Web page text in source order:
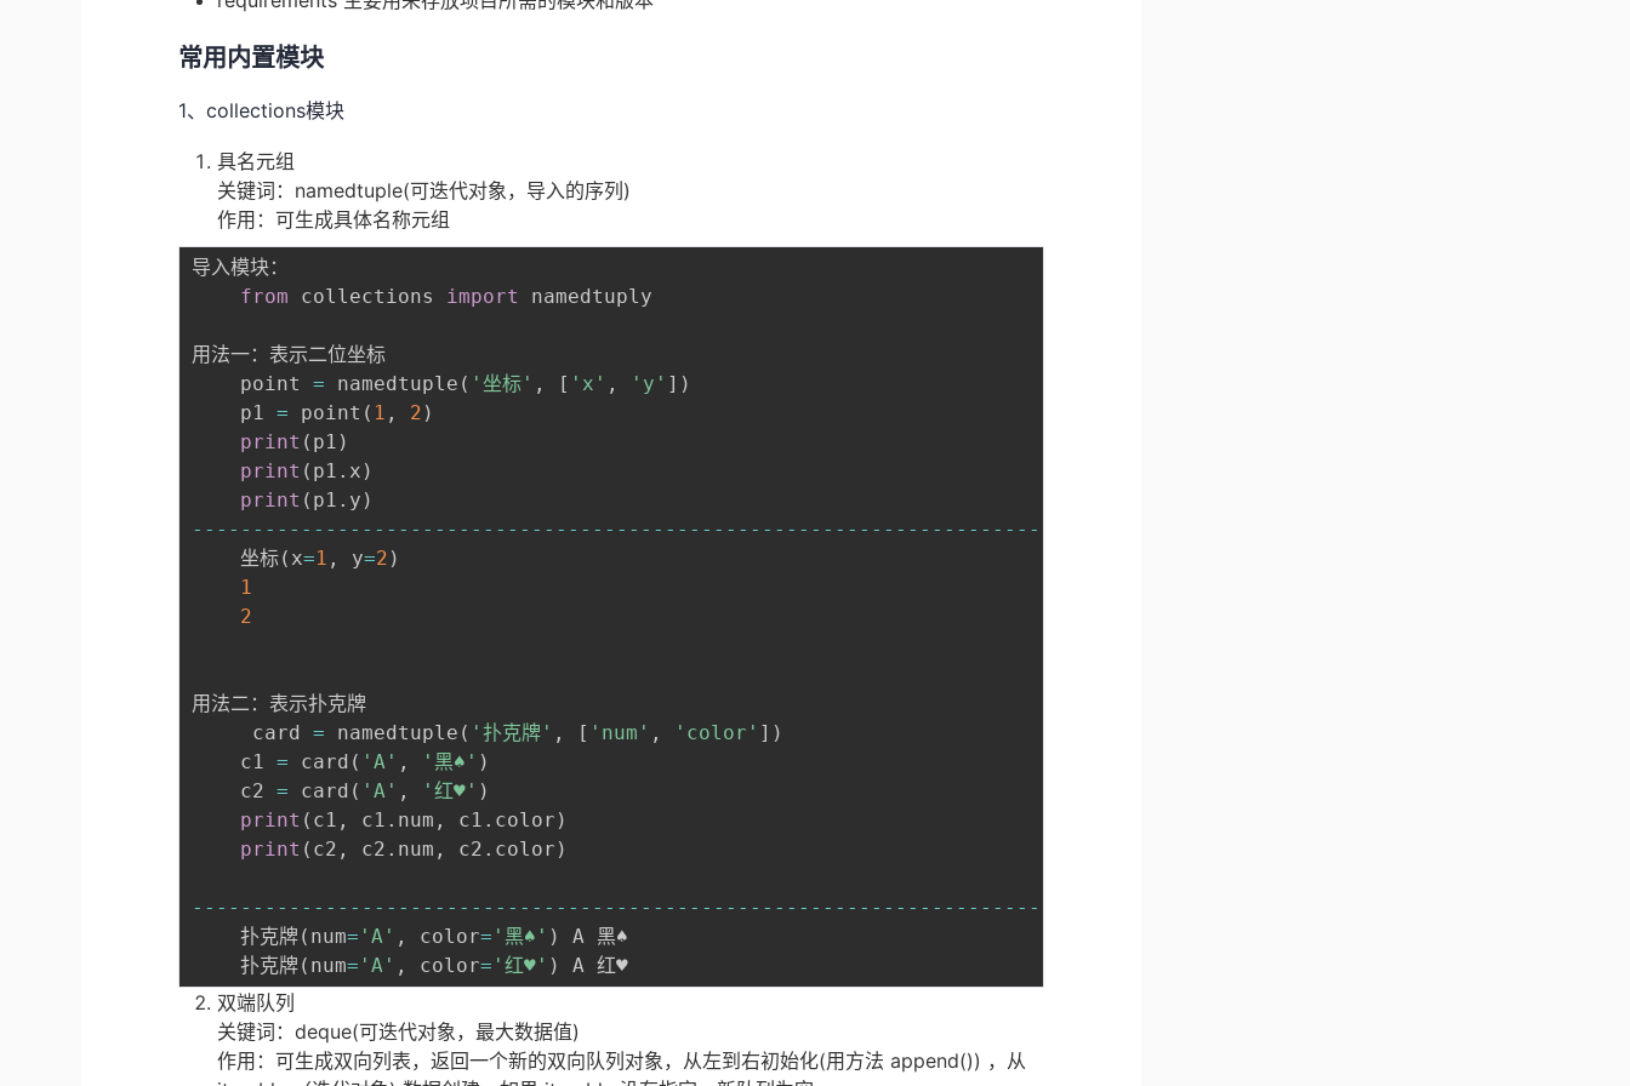
常用内置模块
1、collections模块
具名元组
关键词：namedtuple(可迭代对象，导入的序列)
作用：可生成具体名称元组
导入模块：
from collections import namedtuply
用法一：表示二位坐标
    point
= namedtuple ( '坐标' , [ 'x' , 'y' ] )
    p1
= point ( 1 , 2 )
print ( p1 )
print ( p1 . x )
print ( p1 . y )
- - - - - - - - - - - - - - - - - - - - - - - - - - - - - - - - - - - - - - - - - - - - - - - - - - - - - - - - - - - - - - - - - - - - - -
    坐标
( x=1 , y=2 )
1
2
用法二：表示扑克牌
	 card
= namedtuple ( '扑克牌' , [ 'num' , 'color' ] )
    c1
= card ( 'A' , '黑♠' )
    c2
= card ( 'A' , '红♥' )
print ( c1 , c1 . num , c1 . color )
print ( c2 , c2 . num , c2 . color )
- - - - - - - - - - - - - - - - - - - - - - - - - - - - - - - - - - - - - - - - - - - - - - - - - - - - - - - - - - - - - - - - - - - - - -
	扑克牌
( num= 'A' , color= '黑♠' )
A 黑♠
	扑克牌
( num= 'A' , color= '红♥' )
双端队列
关键词：deque(可迭代对象，最大数据值)
作用：可生成双向列表，返回一个新的双向队列对象，从左到右初始化(用方法 append()) ，从